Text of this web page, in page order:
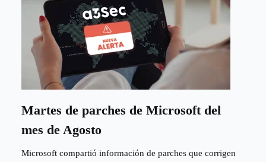
Martes de parches de Microsoft del
mes de Agosto
Microsoft compartió información de parches que corrigen